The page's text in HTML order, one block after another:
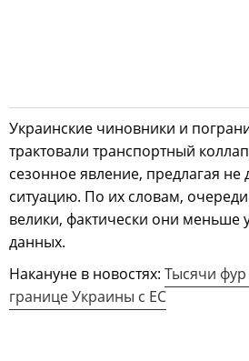
Украинские чиновники и
трактовали транспортный
сезонное явление, предлагая не
ситуацию. По их словам,
велики, фактически они меньше
данных.
Накануне в новостях: Тысячи фур
границе Украины с ЕС